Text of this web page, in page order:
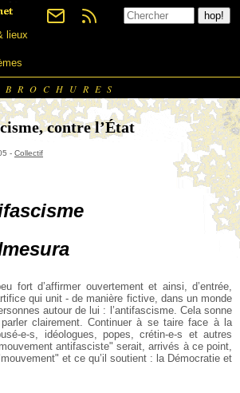
lieux
BROCHURES
contre l’État
- Collectif
fort d’affirmer ouvertement et ainsi, d’entrée,
qui unit - de manière fictive, dans un monde
autour de lui : l’antifascisme. Cela sonne
clairement. Continuer à se taire face à la
e-s, idéologues, popes, crétin-e-s et autres
antifasciste" serait, arrivés à ce point,
et ce qu’il soutient : la Démocratie et